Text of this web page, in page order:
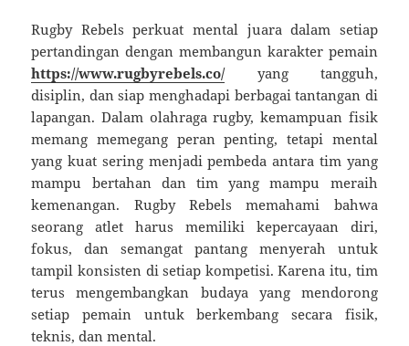
Rugby Rebels perkuat mental juara dalam setiap
pertandingan dengan membangun karakter pemain
https://www.rugbyrebels.co/yang tangguh,
disiplin, dan siap menghadapi berbagai tantangan di
lapangan. Dalam olahraga rugby, kemampuan fisik
memang memegang peran penting, tetapi mental
yang kuat sering menjadi pembeda antara tim yang
mampu bertahan dan tim yang mampu meraih
kemenangan. Rugby Rebels memahami bahwa
seorang atlet harus memiliki kepercayaan diri,
fokus, dan semangat pantang menyerah untuk
tampil konsisten di setiap kompetisi. Karena itu, tim
terus mengembangkan budaya yang mendorong
setiap pemain untuk berkembang secara fisik,
teknis, dan mental.